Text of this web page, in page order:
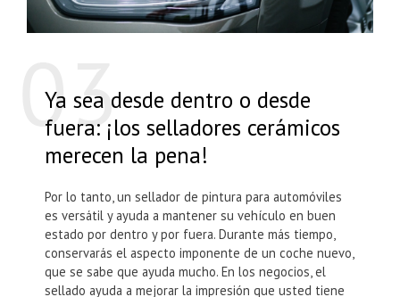
Ya sea desde dentro o desde
fuera: ¡los selladores cerámicos
Por lo tanto, un sellador de pintura para automóviles
es versátil y ayuda a mantener su vehículo en buen
estado por dentro y por fuera. Durante más tiempo,
conservarás el aspecto imponente de un coche nuevo,